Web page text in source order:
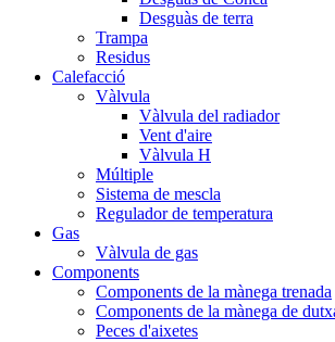
Desguàs de terra
Trampa
Residus
Calefacció
Vàlvula
Vàlvula del radiador
Vent d'aire
Vàlvula H
Múltiple
Sistema de mescla
Regulador de temperatura
Gas
Vàlvula de gas
Components
Components de la mànega trenada
Components de la mànega de
Peces d'aixetes